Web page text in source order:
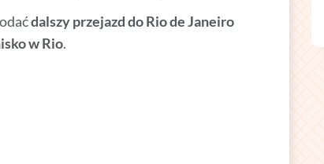
dalszy przejazd do Rio de Janeiro
w Rio.